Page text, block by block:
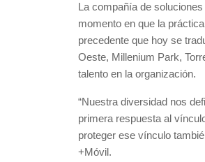
La compañía de
momento en que la
precedente que hoy se
Oeste, Millenium Park,
talento en la organización.
“Nuestra diversidad nos
primera respuesta al
proteger ese vínculo
+Móvil.